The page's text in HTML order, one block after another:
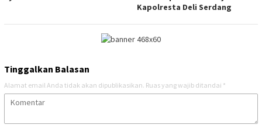
Kapolresta Deli Serdang
Tinggalkan Balasan
Alamat email Anda tidak akan dipublikasikan. Ruas yang wajib ditandai *